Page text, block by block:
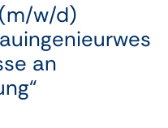
w/d)
an